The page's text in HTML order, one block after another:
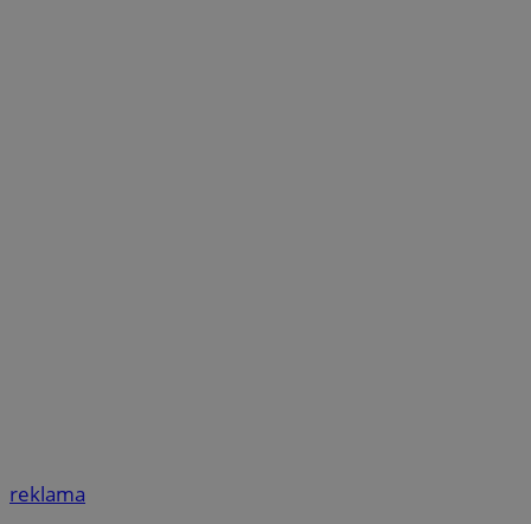
reklama